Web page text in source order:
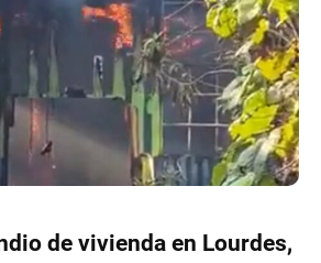
de vivienda en Lourdes,